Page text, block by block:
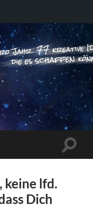
es schaffen
lfd.
Dich